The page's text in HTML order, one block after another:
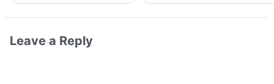
Leave a Reply